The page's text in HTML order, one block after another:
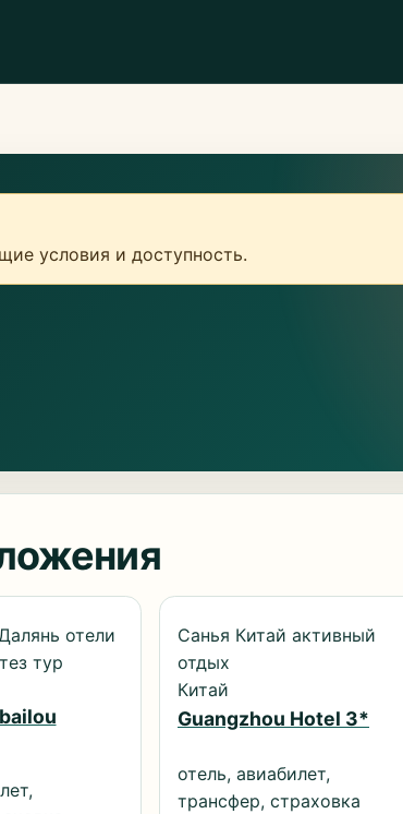
условия и доступность.
отели
тур
Санья Китай активный
отдых
Китай
Guangzhou Hotel 3*
отель, авиабилет,
трансфер, страховка